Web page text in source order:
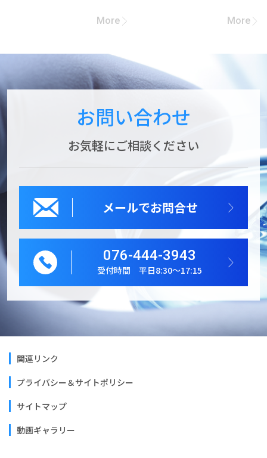
More More
お問い合わせ
お気軽にご相談ください
メールでお問合せ
076-444-3943
受付時間 平日8:30～17:15
関連リンク
プライバシー＆サイトポリシー
サイトマップ
動画ギャラリー